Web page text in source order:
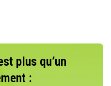
plus qu’un
: